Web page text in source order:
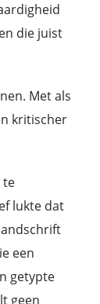
die juist
Met als
kritischer
te
lukte dat
een
getypte
geen